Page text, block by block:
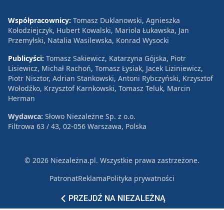
PRZEJDŹ NA NIEZALEŻNĄ
Współpracownicy: Tomasz Duklanowski, Agnieszka
Kołodziejczyk, Hubert Kowalski, Mariola Łukawska, Jan
Przemyłski, Natalia Wasilewska, Konrad Wysocki
Publicyści: Tomasz Sakiewicz, Katarzyna Gójska, Piotr
Lisiewicz, Michał Rachoń, Tomasz Łysiak, Jacek Liziniewicz,
Piotr Nisztor, Adrian Stankowski, Antoni Rybczyński, Krzysztof
Wołodźko, Krzysztof Karnkowski, Tomasz Teluk, Marcin
Herman
Wydawca: Słowo Niezależne Sp. z o.o.
Filtrowa 63 / 43, 02-056 Warszawa, Polska
© 2026 Niezależna.pl. Wszystkie prawa zastrzeżone.
PatronatReklamaPolityka prywatności